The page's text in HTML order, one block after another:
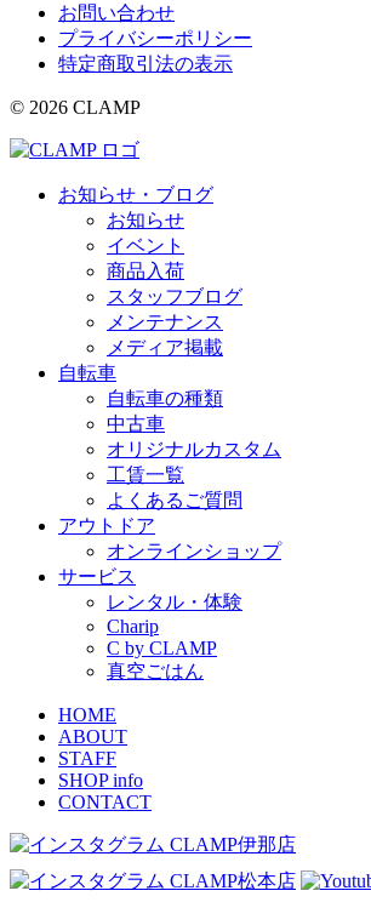
お問い合わせ
プライバシーポリシー
特定商取引法の表示
© 2026 CLAMP
お知らせ・ブログ
お知らせ
イベント
商品入荷
スタッフブログ
メンテナンス
メディア掲載
自転車
自転車の種類
中古車
オリジナルカスタム
工賃一覧
よくあるご質問
アウトドア
オンラインショップ
サービス
レンタル・体験
Charip
C by CLAMP
真空ごはん
HOME
ABOUT
STAFF
SHOP info
CONTACT